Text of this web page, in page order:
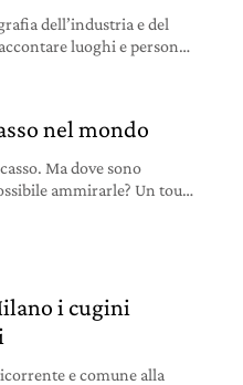
dell’industria e del
luoghi e persone
nel mondo
Ma dove sono
ammirarle? Un tour
i cugini
e comune alla